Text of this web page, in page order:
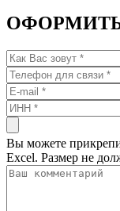
Вы можете
Excel. Размер не